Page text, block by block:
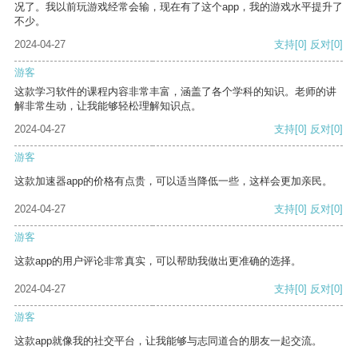
况了。我以前玩游戏经常会输，现在有了这个app，我的游戏水平提升了
不少。
2024-04-27
支持[0] 反对[0]
游客
这款学习软件的课程内容非常丰富，涵盖了各个学科的知识。老师的讲
解非常生动，让我能够轻松理解知识点。
2024-04-27
支持[0] 反对[0]
游客
这款加速器app的价格有点贵，可以适当降低一些，这样会更加亲民。
2024-04-27 支持[0] 反对[0]
游客
这款app的用户评论非常真实，可以帮助我做出更准确的选择。
2024-04-27 支持[0] 反对[0]
游客
这款app就像我的社交平台，让我能够与志同道合的朋友一起交流。